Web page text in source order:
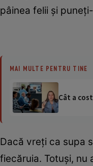
pâinea felii şi
MAI MULTE PENTRU TINE
Cât a
Dacă vreţi ca supa
fiecăruia. Totuşi,